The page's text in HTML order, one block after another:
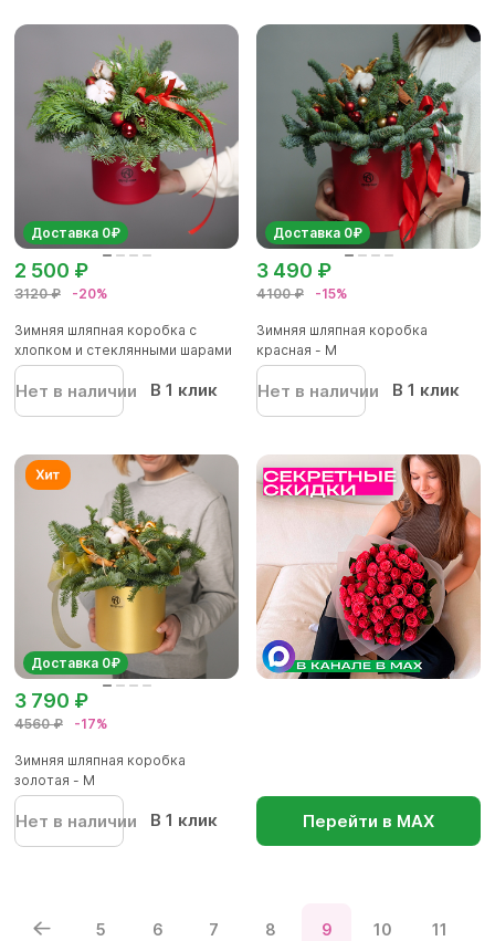
Доставка 0₽
3120 ₽ -20%
2 500 ₽
Зимняя шляпная коробка с
хлопком и стеклянными шарами
Нет в наличии В 1 клик
Доставка 0₽
4100 ₽ -15%
3 490 ₽
Зимняя шляпная коробка
красная - М
Нет в наличии В 1 клик
Доставка 0₽
4560 ₽ -17%
3 790 ₽
Зимняя шляпная коробка
золотая - М
Нет в наличии В 1 клик Перейти в МАХ
5 6 7 8 9 10 11